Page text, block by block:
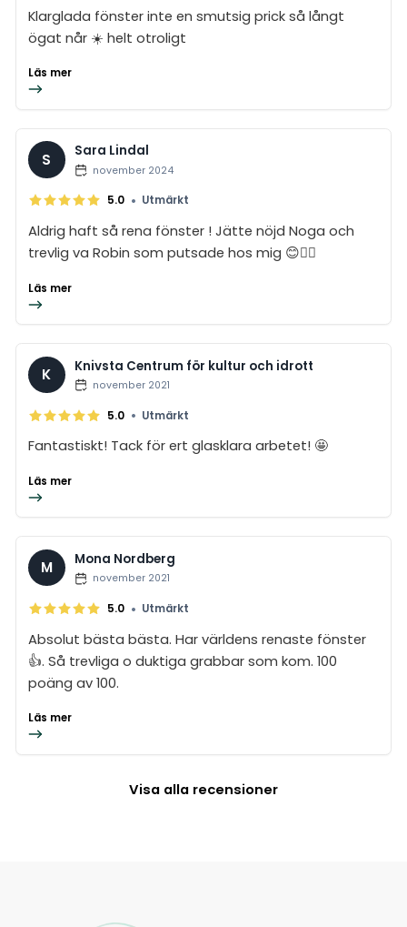
Klarglada fönster inte en smutsig prick så långt
ögat når ☀️ helt otroligt
Läs mer
S Sara Lindal
november 2024
5.0 • Utmärkt
Aldrig haft så rena fönster ! Jätte nöjd Noga och
trevlig va Robin som putsade hos mig 😊👍🏼
Läs mer
K Knivsta Centrum för kultur och idrott
november 2021
5.0 • Utmärkt
Fantastiskt! Tack för ert glasklara arbetet! 🤩
Läs mer
M Mona Nordberg
november 2021
5.0 • Utmärkt
Absolut bästa bästa. Har världens renaste fönster
👍. Så trevliga o duktiga grabbar som kom. 100
poäng av 100.
Läs mer
Visa alla recensioner